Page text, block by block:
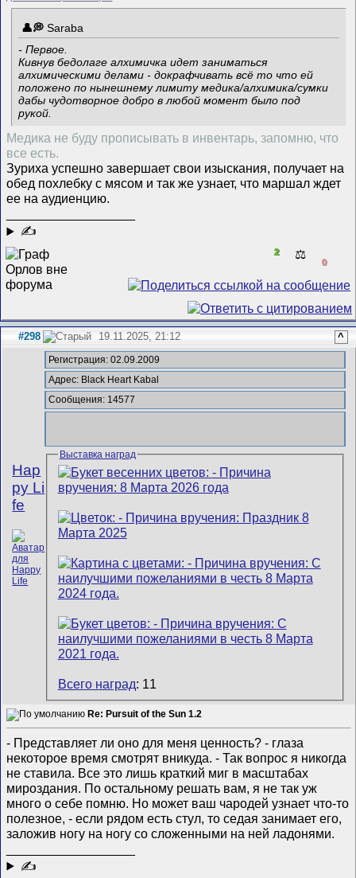
Saraba
- Первое.
Кивнув бедолаге алхимичка идет заниматься
алхимическими делами - докрафчивать всё то что ей
положено по нынешнему лимиту медика/алхимика/сумки
дабы чудотворное добро в любой момент было под
рукой.
Медика не буду прописывать в инвентарь, запомню, что
все есть.
Зуриха успешно завершает свои изыскания, получает на
обед похлебку с мясом и так же узнает, что маршал ждет
ее на аудиенцию.
✍
2 ⚖️
0
#298 19.11.2025, 21:12 ^
Hap
py Li
fe
Регистрация: 02.09.2009
Адрес: Black Heart Kabal
Сообщения: 14577
Выставка наград
Всего наград: 11
Re: Pursuit of the Sun 1.2
- Представляет ли оно для меня ценность? - глаза
некоторое время смотрят вникуда. - Так вопрос я никогда
не ставила. Все это лишь краткий миг в масштабах
мироздания. По остальному решать вам, я не так уж
много о себе помню. Но может ваш чародей узнает что-то
полезное, - если рядом есть стул, то седая занимает его,
заложив ногу на ногу со сложенными на ней ладонями.
✍